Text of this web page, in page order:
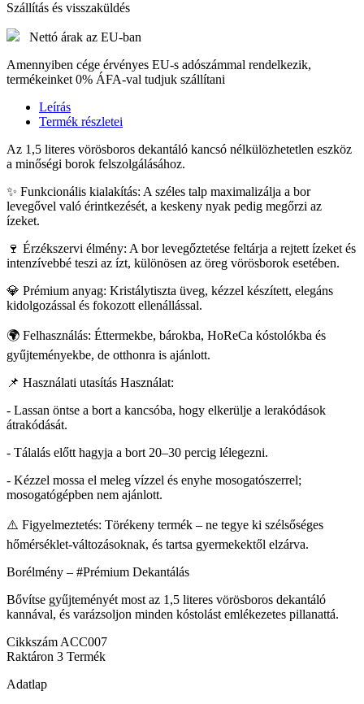
Szállítás és visszaküldés
Nettó árak az EU-ban
Amennyiben cége érvényes EU-s adószámmal rendelkezik,
termékeinket 0% ÁFA-val tudjuk szállítani
Leírás
Termék részletei
Az 1,5 literes vörösboros dekantáló kancsó nélkülözhetetlen eszköz
a minőségi borok felszolgálásához.
✨ Funkcionális kialakítás: A széles talp maximalizálja a bor
levegővel való érintkezését, a keskeny nyak pedig megőrzi az
ízeket.
🍷 Érzékszervi élmény: A bor levegőztetése feltárja a rejtett ízeket és
intenzívebbé teszi az ízt, különösen az öreg vörösborok esetében.
💎 Prémium anyag: Kristálytiszta üveg, kézzel készített, elegáns
kidolgozással és fokozott ellenállással.
🌍 Felhasználás: Éttermekbe, bárokba, HoReCa kóstolókba és
gyűjteményekbe, de otthonra is ajánlott.
📌 Használati utasítás Használat:
- Lassan öntse a bort a kancsóba, hogy elkerülje a lerakódások
átrakódását.
- Tálalás előtt hagyja a bort 20–30 percig lélegezni.
- Kézzel mossa el meleg vízzel és enyhe mosogatószerrel;
mosogatógépben nem ajánlott.
⚠️ Figyelmeztetés: Törékeny termék – ne tegye ki szélsőséges
hőmérséklet-változásoknak, és tartsa gyermekektől elzárva.
Borélmény – #Prémium Dekantálás
Bővítse gyűjteményét most az 1,5 literes vörösboros dekantáló
kannával, és varázsoljon minden kóstolást emlékezetes pillanattá.
Cikkszám ACC007
Raktáron 3 Termék
Adatlap